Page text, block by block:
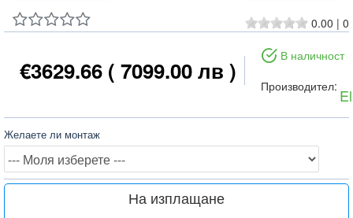
0.00 | 0
€3629.66 ( 7099.00 лв )
В наличност
Производител:
Желаете ли монтаж
На изплащане